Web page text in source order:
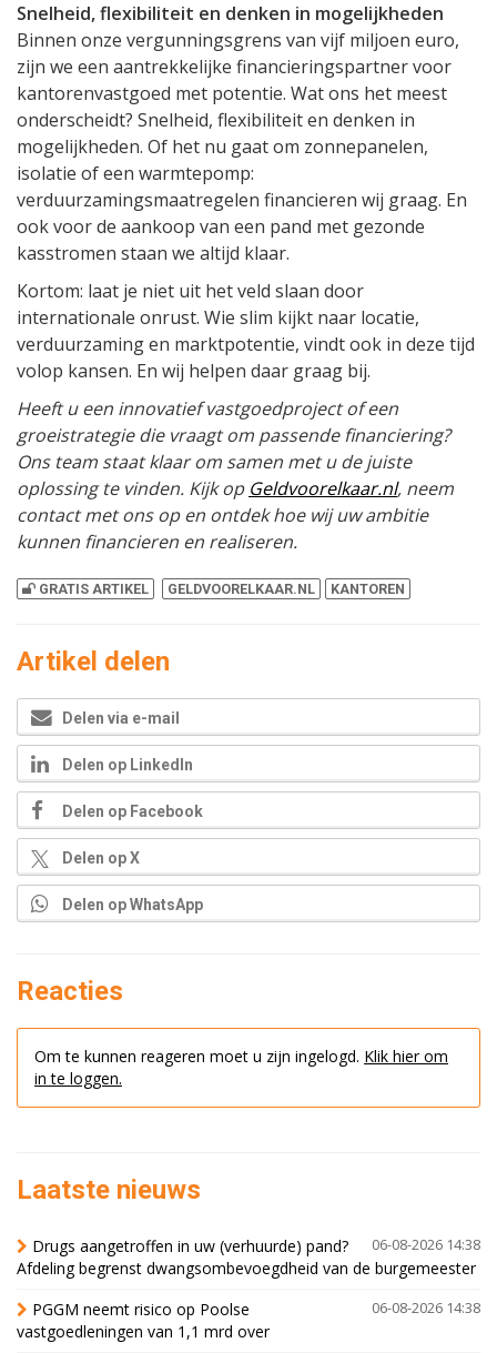
Snelheid, flexibiliteit en denken in mogelijkheden
Binnen onze vergunningsgrens van vijf miljoen euro,
zijn we een aantrekkelijke financieringspartner voor
kantorenvastgoed met potentie. Wat ons het meest
onderscheidt? Snelheid, flexibiliteit en denken in
mogelijkheden. Of het nu gaat om zonnepanelen,
isolatie of een warmtepomp:
verduurzamingsmaatregelen financieren wij graag. En
ook voor de aankoop van een pand met gezonde
kasstromen staan we altijd klaar.
Kortom: laat je niet uit het veld slaan door
internationale onrust. Wie slim kijkt naar locatie,
verduurzaming en marktpotentie, vindt ook in deze tijd
volop kansen. En wij helpen daar graag bij.
Heeft u een innovatief vastgoedproject of een
groeistrategie die vraagt om passende financiering?
Ons team staat klaar om samen met u de juiste
oplossing te vinden. Kijk op Geldvoorelkaar.nl, neem
contact met ons op en ontdek hoe wij uw ambitie
kunnen financieren en realiseren.
GRATIS ARTIKEL GELDVOORELKAAR.NL KANTOREN
Artikel delen
Delen via e-mail
Delen op LinkedIn
Delen op Facebook
Delen op X
Delen op WhatsApp
Reacties
Om te kunnen reageren moet u zijn ingelogd. Klik hier om
in te loggen.
Laatste nieuws
06-08-2026 14:38
Drugs aangetroffen in uw (verhuurde) pand?
Afdeling begrenst dwangsombevoegdheid van de burgemeester
06-08-2026 14:38
PGGM neemt risico op Poolse
vastgoedleningen van 1,1 mrd over